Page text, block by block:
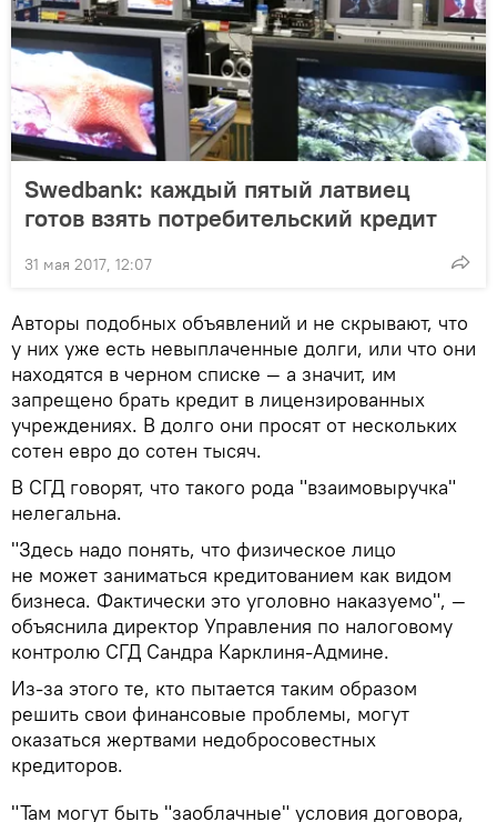
Swedbank: каждый пятый латвиец
готов взять потребительский кредит
31 мая 2017, 12:07
Авторы подобных объявлений и не скрывают, что
у них уже есть невыплаченные долги, или что они
находятся в черном списке — а значит, им
запрещено брать кредит в лицензированных
учреждениях. В долго они просят от нескольких
сотен евро до сотен тысяч.
В СГД говорят, что такого рода "взаимовыручка"
нелегальна.
"Здесь надо понять, что физическое лицо
не может заниматься кредитованием как видом
бизнеса. Фактически это уголовно наказуемо", —
объяснила директор Управления по налоговому
контролю СГД Сандра Карклиня-Админе.
Из-за этого те, кто пытается таким образом
решить свои финансовые проблемы, могут
оказаться жертвами недобросовестных
кредиторов.
"Там могут быть "заоблачные" условия договора,